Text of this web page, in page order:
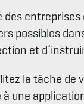
possibles
et
la tâche
à une